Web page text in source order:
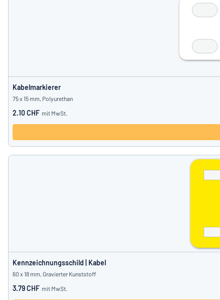
Kabelmarkierer
75 x 15 mm, Polyurethan
2.10 CHF mit MwSt.
Kennzeichnungsschild | Kabel
60 x 18 mm, Gravierter Kunststoff
3.79 CHF mit MwSt.